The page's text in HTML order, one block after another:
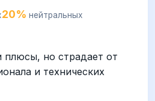
20% нейтральных
плюсы, но страдает от
и технических